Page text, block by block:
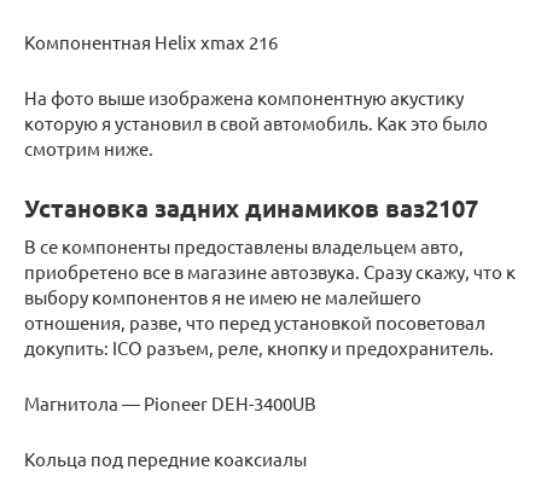
Компонентная Helix xmax 216
На фото выше изображена компонентную акустику
которую я установил в свой автомобиль. Как это было
смотрим ниже.
Установка задних динамиков ваз2107
В се компоненты предоставлены владельцем авто,
приобретено все в магазине автозвука. Сразу скажу, что к
выбору компонентов я не имею не малейшего
отношения, разве, что перед установкой посоветовал
докупить: ICO разъем, реле, кнопку и предохранитель.
Магнитола — Pioneer DEH-3400UB
Кольца под передние коаксиалы